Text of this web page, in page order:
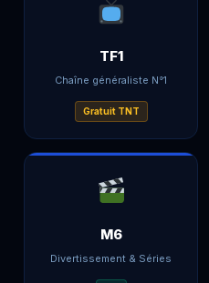
TF1
Chaîne généraliste N°1
Gratuit TNT
M6
Divertissement & Séries